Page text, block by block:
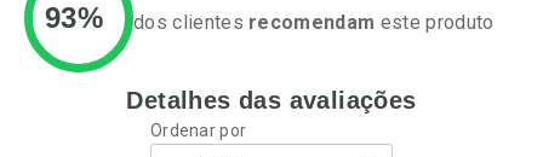
Ativar Desconto
Comprar sem Desconto
Ativar Desconto
93% dos clientes recomendam este produto
Detalhes das avaliações
Ordenar por